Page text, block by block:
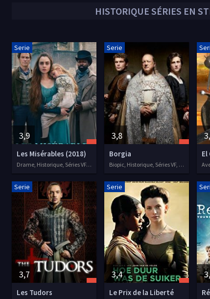
HISTORIQUE SÉRIES EN
3,9
Serie
Les Misérables (2018)
Drame, Historique, Séries VF, 2018
3,8
Serie
Borgia
Biopic, Historique, Séries VF, 2011
El
3,7
Serie
Les Tudors
3,4
Serie
Le Prix de la Liberté